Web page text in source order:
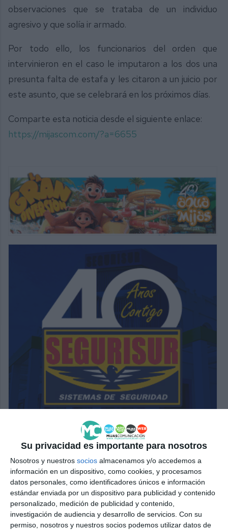
Su privacidad es importante para nosotros
Nosotros y nuestros socios almacenamos y/o accedemos a
información en un dispositivo, como cookies, y procesamos
datos personales, como identificadores únicos e información
estándar enviada por un dispositivo para publicidad y contenido
personalizado, medición de publicidad y contenido,
investigación de audiencia y desarrollo de servicios. Con su
permiso, nosotros y nuestros socios podemos utilizar datos de
observaciones que se trataba de un individuo
agresivo y que solía ir armado.
Por todo ello, los funcionarios del orden que
intervinieron en el caso le imputaron a los dos una
presunta falta de estafa y les citaron a un juicio por
este asunto, que se celebrará en los próximos días.
Comparte esta noticia desde el siguiente enlace:
https://mijascom.com/?a=6655